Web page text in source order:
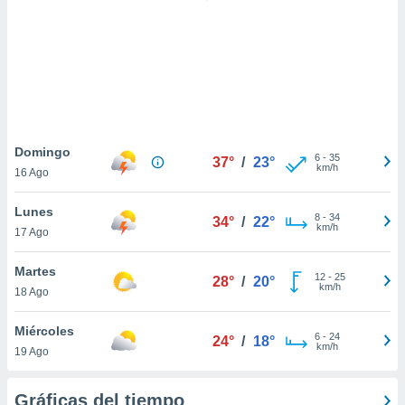
similares
como
sitio
de
traten tus
en
interés
su
Domingo
16 Ago
37° / 23° 6- 35
km/h
Lunes
17 Ago
34° / 22° 8- 34
km/h
Martes
18 Ago
28° / 20° 12- 25
km/h
Miércoles
19 Ago
24° / 18° 6- 24
km/h
Gráficas del tiempo